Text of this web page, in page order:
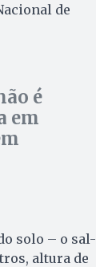
de
é
em
solo – o sal-
altura de